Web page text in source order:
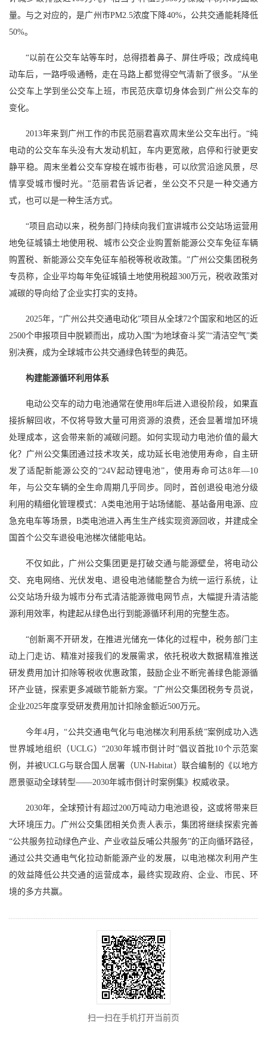
量。与之对应的，是广州市PM2.5浓度下降40%，公共交通能耗降低
50%。
“以前在公交车站等车时，总得捂着鼻子、屏住呼吸；改成纯电
动车后，一路呼吸通畅，走在马路上都觉得空气清新了很多。”从坐
公交车上学到坐公交车上班，市民范庆章切身体会到广州公交车的
变化。
2013年来到广州工作的市民范丽君喜欢周末坐公交车出行。“纯
电动的公交车车头没有大发动机缸，车内更宽敞，启停和行驶更安
静平稳。周末坐着公交车穿梭在城市街巷，可以欣赏沿途风景，尽
情享受城市慢时光。”范丽君告诉记者，坐公交不只是一种交通方
式，也可以是一种生活方式。
“项目启动以来，税务部门持续向我们宣讲城市公交站场运营用
地免征城镇土地使用税、城市公交企业购置新能源公交车免征车辆
购置税、新能源公交车免征车船税等税收政策。”广州公交集团税务
专员称，企业平均每年免征城镇土地使用税超300万元，税收政策对
减碳的导向给了企业实打实的支持。
2025年，“广州公共交通电动化”项目从全球72个国家和地区的近
2500个申报项目中脱颖而出，成功入围“为地球奋斗奖”“清洁空气”类
别决赛，成为全球城市公共交通绿色转型的典范。
构建能源循环利用体系
电动公交车的动力电池通常在使用8年后进入退役阶段，如果直
接拆解回收，不仅将导致大量可用资源的浪费，还会显著增加环境
处理成本，这会带来新的减碳问题。如何实现动力电池价值的最大
化？广州公交集团通过技术攻关，成功延长电池使用寿命，自主研
发了适配新能源公交的“24V起动锂电池”，使用寿命可达8年—10
年，与公交车辆的全生命周期几乎同步。同时，首创退役电池分级
利用的精细化管理模式：A类电池用于站场储能、基站备用电源、应
急充电车等场景，B类电池进入再生生产线实现资源回收，并建成全
国首个公交车退役电池梯次储能电站。
不仅如此，广州公交集团更是打破交通与能源壁垒，将电动公
交、充电网络、光伏发电、退役电池储能整合为统一运行系统，让
公交站场升级为城市分布式清洁能源微电网节点，大幅提升清洁能
源利用效率，构建起从绿色出行到能源循环利用的完整生态。
“创新离不开研发，在推进光储充一体化的过程中，税务部门主
动上门走访、精准对接我们的发展需求，依托税收大数据精准推送
研发费用加计扣除等税收优惠政策，鼓励企业不断完善绿色能源循
环产业链，探索更多减碳节能新方案。”广州公交集团税务专员说，
企业2025年度享受研发费用加计扣除金额近500万元。
今年4月，“公共交通电气化与电池梯次利用系统”案例成功入选
世界城地组织（UCLG）“2030年城市倒计时”倡议首批10个示范案
例，并被UCLG与联合国人居署（UN-Habitat）联合编制的《以地方
愿景驱动全球转型——2030年城市倒计时案例集》权威收录。
2030年，全球预计有超过200万吨动力电池退役，这或将带来巨
大环境压力。广州公交集团相关负责人表示，集团将继续探索完善
“公共服务拉动绿色产业、产业收益反哺公共服务”的正向循环路径，
通过公共交通电气化拉动新能源产业的发展，以电池梯次利用产生
的效益降低公共交通的运营成本，最终实现政府、企业、市民、环
境的多方共赢。
扫一扫在手机打开当前页